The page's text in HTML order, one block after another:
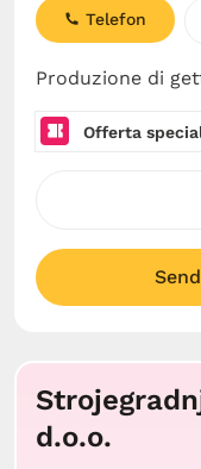
Produzione di
Telefon
Offerta
d.o.o.